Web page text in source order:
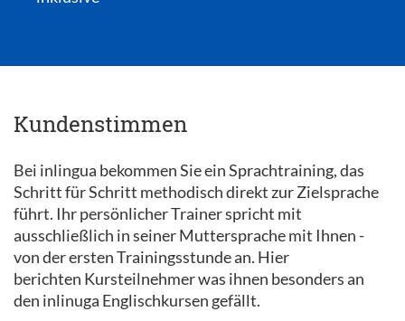
Kundenstimmen
Bei inlingua bekommen Sie ein Sprachtraining, das
Schritt für Schritt methodisch direkt zur Zielsprache
führt. Ihr persönlicher Trainer spricht mit
ausschließlich in seiner Muttersprache mit Ihnen -
von der ersten Trainingsstunde an. Hier
berichten Kursteilnehmer was ihnen besonders an
den inlinuga Englischkursen gefällt.